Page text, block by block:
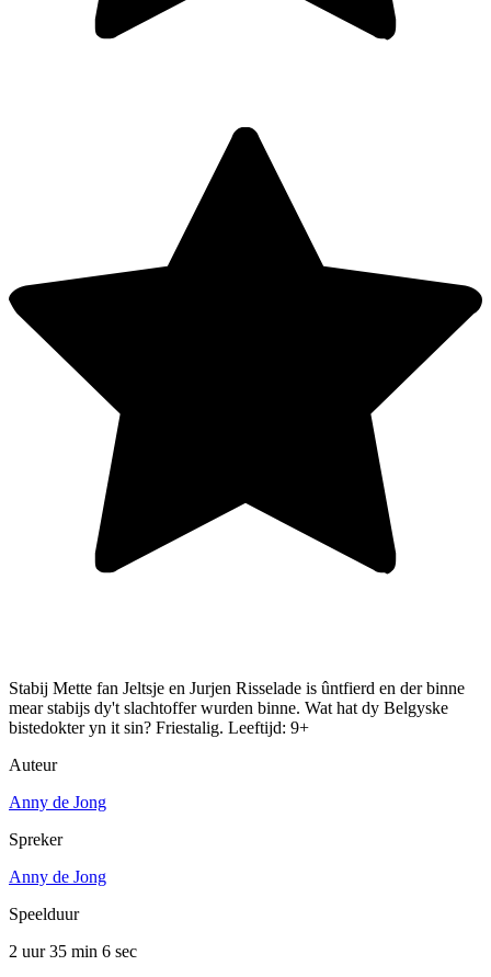
Stabij Mette fan Jeltsje en Jurjen Risselade is ûntfierd en der binne
mear stabijs dy't slachtoffer wurden binne. Wat hat dy Belgyske
bistedokter yn it sin? Friestalig. Leeftijd: 9+
Auteur
Anny de Jong
Spreker
Anny de Jong
Speelduur
2 uur 35 min 6 sec